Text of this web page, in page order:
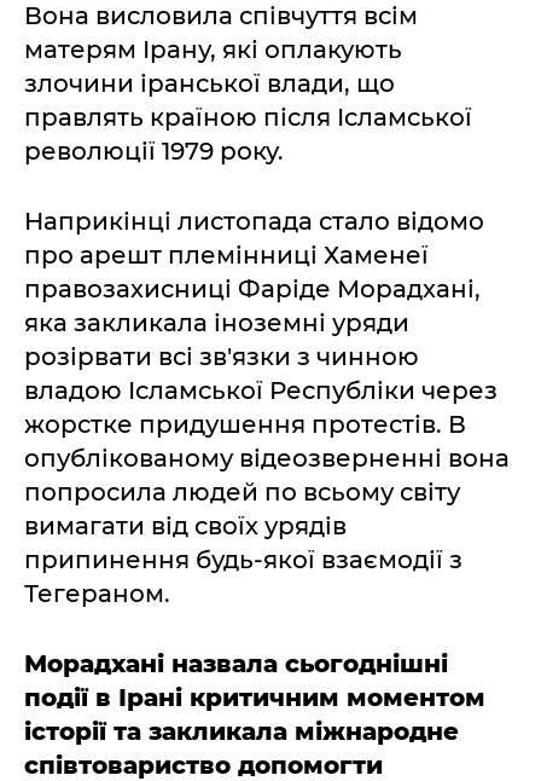
Вона висловила співчуття всім
матерям Ірану, які оплакують
злочини іранської влади, що
правлять країною після Ісламської
революції 1979 року.
Наприкінці листопада стало відомо
про арешт племінниці Хаменеї
правозахисниці Фаріде Морадхані,
яка закликала іноземні уряди
розірвати всі зв'язки з чинною
владою Ісламської Республіки через
жорстке придушення протестів. В
опублікованому відеозверненні вона
попросила людей по всьому світу
вимагати від своїх урядів
припинення будь-якої взаємодії з
Тегераном.
Морадхані назвала сьогоднішні
події в Ірані критичним моментом
історії та закликала міжнародне
співтовариство допомогти